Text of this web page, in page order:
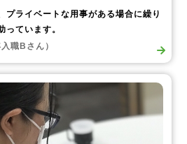
プライベートな用事がある場合に繰り
っています。
職Bさん）